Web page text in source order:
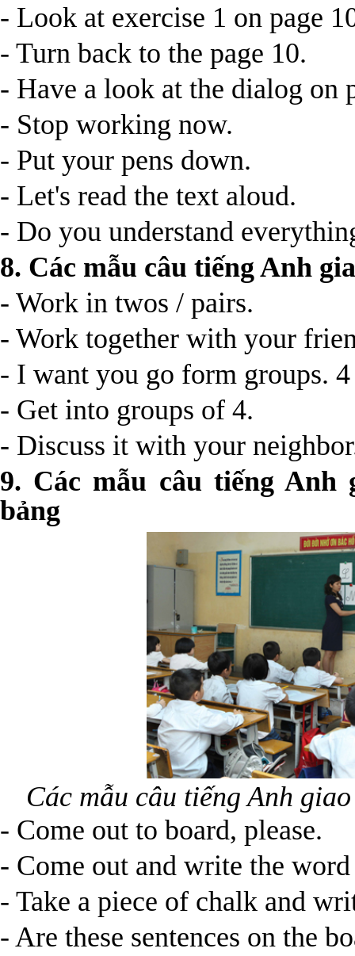
- Look at exercise 1 on page
- Turn back to the page 10.
- Have a look at the dialog on
- Stop working now.
- Put your pens down.
- Let's read the text aloud.
- Do you understand
8. Các mẫu câu tiếng Anh
- Work in twos / pairs.
- Work together with your
- I want you go form groups.
- Get into groups of 4.
- Discuss it with your
9. Các mẫu câu tiếng
bảng
Các mẫu câu tiếng Anh
- Come out to board, please.
- Come out and write the
- Take a piece of chalk and
- Are these sentences on the